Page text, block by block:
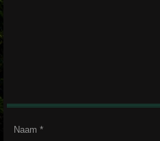
Naam *